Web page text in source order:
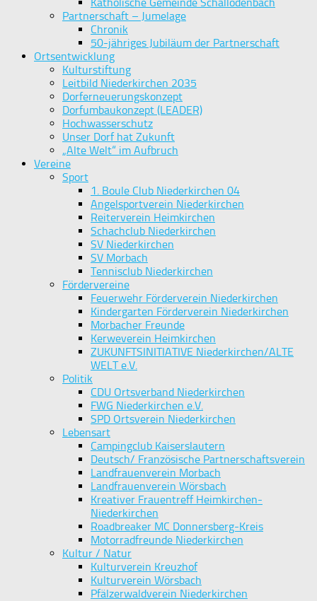
Partnerschaft – Jumelage
Chronik
50-jähriges Jubiläum der Partnerschaft
Ortsentwicklung
Kulturstiftung
Leitbild Niederkirchen 2035
Dorferneuerungskonzept
Dorfumbaukonzept (LEADER)
Hochwasserschutz
Unser Dorf hat Zukunft
„Alte Welt“ im Aufbruch
Vereine
Sport
1. Boule Club Niederkirchen 04
Angelsportverein Niederkirchen
Reiterverein Heimkirchen
Schachclub Niederkirchen
SV Niederkirchen
SV Morbach
Tennisclub Niederkirchen
Fördervereine
Feuerwehr Förderverein Niederkirchen
Kindergarten Förderverein Niederkirchen
Morbacher Freunde
Kerweverein Heimkirchen
ZUKUNFTSINITIATIVE Niederkirchen/ALTE
WELT e.V.
Politik
CDU Ortsverband Niederkirchen
FWG Niederkirchen e.V.
SPD Ortsverein Niederkirchen
Lebensart
Campingclub Kaiserslautern
Deutsch/ Französische Partnerschaftsverein
Landfrauenverein Morbach
Landfrauenverein Wörsbach
Kreativer Frauentreff Heimkirchen-
Niederkirchen
Roadbreaker MC Donnersberg-Kreis
Motorradfreunde Niederkirchen
Kultur / Natur
Kulturverein Kreuzhof
Kulturverein Wörsbach
Pfälzerwaldverein Niederkirchen